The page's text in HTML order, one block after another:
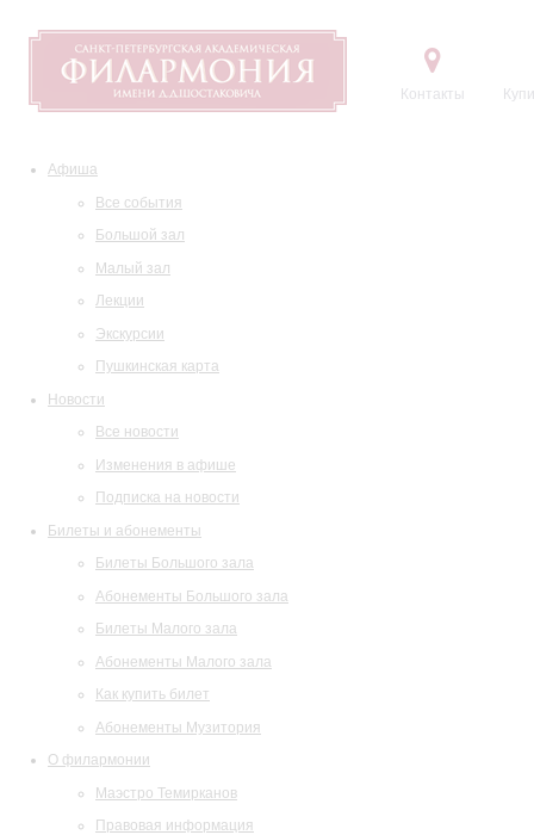
Контакты
Афиша
Все события
Большой зал
Малый зал
Лекции
Экскурсии
Пушкинская карта
Новости
Все новости
Изменения в афише
Подписка на новости
Билеты и абонементы
Билеты Большого зала
Абонементы Большого зала
Билеты Малого зала
Абонементы Малого зала
Как купить билет
Абонементы Музитория
О филармонии
Маэстро Темирканов
Правовая информация